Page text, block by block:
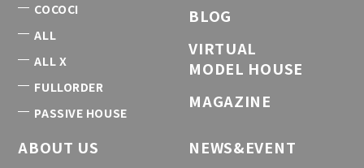
COCOCI
ALL
ALL X
FULLORDER
PASSIVE HOUSE
BLOG
VIRTUAL
MODEL HOUSE
MAGAZINE
ABOUT US
NEWS&EVENT